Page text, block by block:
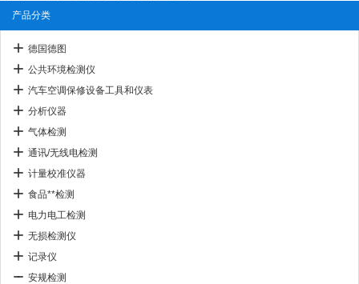
产品分类
德国德图
公共环境检测仪
汽车空调保修设备工具和仪表
分析仪器
气体检测
通讯/无线电检测
计量校准仪器
食品**检测
电力电工检测
无损检测仪
记录仪
安规检测